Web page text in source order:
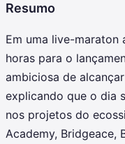
Resumo
Em uma live-maraton
horas para o
ambiciosa de
explicando que o dia
nos projetos do
Academy, Bridgeace,